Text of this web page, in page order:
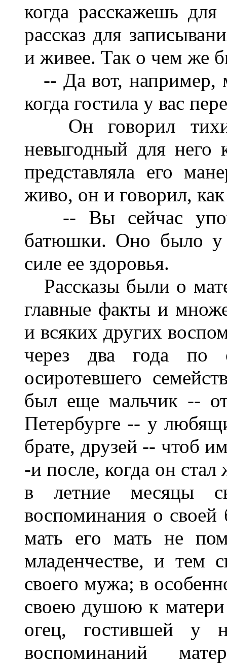
когда расскажешь
рассказ для
и живее. Так о чем же
-- Да вот, например,
когда гостила у вас
Он говорил
невыгодный для него
представляла его
живо, он и говорил,
-- Вы сейчас
батюшки. Оно было у
силе ее здоровья.
Рассказы были о
главные факты и
и всяких других
через два года по
осиротевшего
был еще мальчик --
Петербурге -- у
брате, друзей -- чтоб
-и после, когда он
в летние месяцы
воспоминания о
мать его мать не
младенчестве, и тем
своего мужа; в
своею душою к
огец, гостившей у
воспоминаний